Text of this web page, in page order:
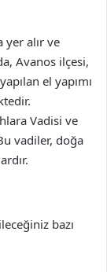
yer alır ve
Avanos ilçesi,
el yapımı
Vadisi ve
vadiler, doğa
bazı